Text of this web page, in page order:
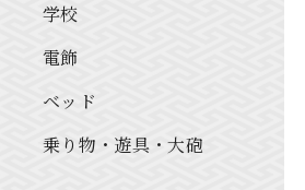
学校
電飾
ベッド
乗り物・遊具・大砲